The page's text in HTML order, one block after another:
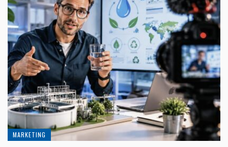
MARKETING